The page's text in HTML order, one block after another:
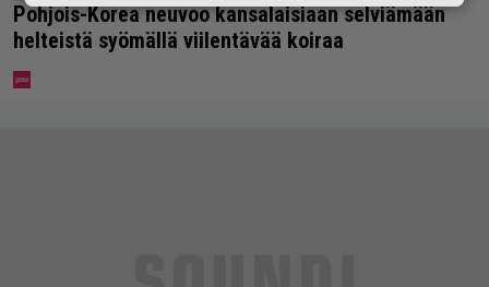
Pohjois-Korea neuvoo kansalaisiaan selviämään
helteistä syömällä viilentävää koiraa